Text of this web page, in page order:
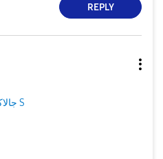
REPLY
جالاكسى S